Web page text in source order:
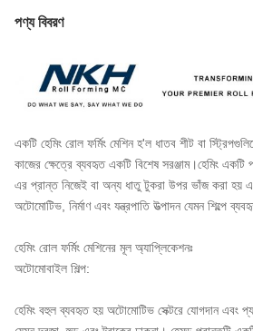
পণ্য বিবরণ
একটি হেমিং রোল ফর্মিং মেশিন হ'ল ধাতব শীট বা
কাজের ক্ষেত্রে ব্যবহৃত একটি বিশেষ সরঞ্জাম।হেমিং একটি
এর প্রান্ত নিজেই বা অন্য ধাতু টুকরা উপর ভাঁজ করা হয়
অটোমোটিভ, নির্মাণ এবং যন্ত্রপাতি উত্পাদন যেমন শিল্পে
হেমিং রোল ফর্মিং মেশিনের মূল অ্যাপ্লিকেশনঃ
অটোমোবাইল শিল্প:
হেমিং বহুল ব্যবহৃত হয় অটোমোটিভ সেক্টরে যোগদান এবং